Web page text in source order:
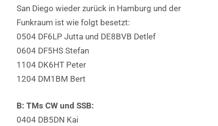
San Diego wieder zurück in Hamburg und der
Funkraum ist wie folgt besetzt:
0504 DF6LP Jutta und DE8BVB Detlef
0604 DF5HS Stefan
1104 DK6HT Peter
1204 DM1BM Bert
B: TMs CW und SSB:
0404 DB5DN Kai